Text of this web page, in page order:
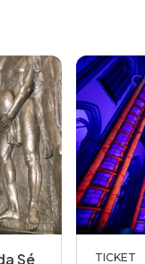
Sé TICKET